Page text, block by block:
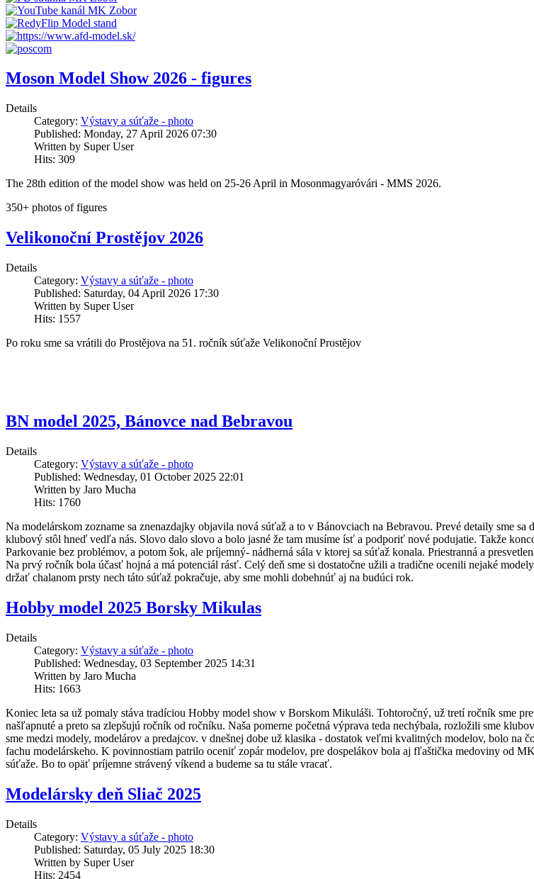
Moson Model Show 2026 - figures
Details
Category: Výstavy a súťaže - photo
Published: Monday, 27 April 2026 07:30
Written by Super User
Hits: 309
The 28th edition of the model show was held on 25-26 April in Mosonmagyaróvári - MMS 2026.
350+ photos of figures
Velikonoční Prostějov 2026
Details
Category: Výstavy a súťaže - photo
Published: Saturday, 04 April 2026 17:30
Written by Super User
Hits: 1557
Po roku sme sa vrátili do Prostějova na 51. ročník súťaže Velikonoční Prostějov
BN model 2025, Bánovce nad Bebravou
Details
Category: Výstavy a súťaže - photo
Published: Wednesday, 01 October 2025 22:01
Written by Jaro Mucha
Hits: 1760
Na modelárskom zozname sa znenazdajky objavila nová súťaž a to v Bánovciach na Bebravou. Prevé detaily sme
klubový stôl hneď vedľa nás. Slovo dalo slovo a bolo jasné že tam musíme ísť a podporiť nové podujatie. Takže
Parkovanie bez problémov, a potom šok, ale príjemný- nádherná sála v ktorej sa súťaž konala. Priestranná a
Na prvý ročník bola účasť hojná a má potenciál rásť. Celý deň sme si dostatočne užili a tradične ocenili nejaké
držať chalanom prsty nech táto súťaž pokračuje, aby sme mohli dobehnúť aj na budúci rok.
Hobby model 2025 Borsky Mikulas
Details
Category: Výstavy a súťaže - photo
Published: Wednesday, 03 September 2025 14:31
Written by Jaro Mucha
Hits: 1663
Koniec leta sa už pomaly stáva tradíciou Hobby model show v Borskom Mikuláši. Tohtoročný, už tretí ročník sme
našľapnuté a preto sa zlepšujú ročník od ročníku. Naša pomerne početná výprava teda nechýbala, rozložili sme
sme medzi modely, modelárov a predajcov. v dnešnej dobe už klasika - dostatok veľmi kvalitných modelov, bolo na
fachu modelárskeho. K povinnostiam patrilo oceniť zopár modelov, pre dospelákov bola aj fľaštička medoviny od
súťaže. Bo to opäť príjemne strávený víkend a budeme sa tu stále vracať.
Modelársky deň Sliač 2025
Details
Category: Výstavy a súťaže - photo
Published: Saturday, 05 July 2025 18:30
Written by Super User
Hits: 2454